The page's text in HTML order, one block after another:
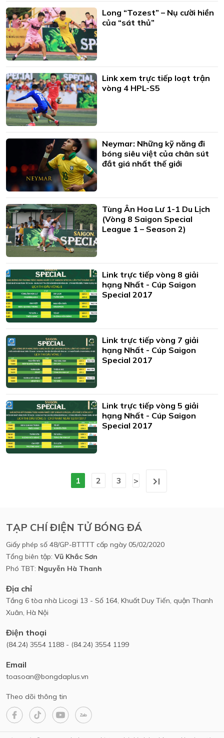
Long “Tozest” – Nụ cười hiền
của “sát thủ”
Link xem trực tiếp loạt trận
vòng 4 HPL-S5
Neymar: Những kỹ năng đi
bóng siêu việt của chân sút
đắt giá nhất thế giới
Tùng Ân Hoa Lư 1-1 Du Lịch
(Vòng 8 Saigon Special
League 1 – Season 2)
Link trực tiếp vòng 8 giải
hạng Nhất - Cúp Saigon
Special 2017
Link trực tiếp vòng 7 giải
hạng Nhất - Cúp Saigon
Special 2017
Link trực tiếp vòng 5 giải
hạng Nhất - Cúp Saigon
Special 2017
1 2 3 >
TẠP CHÍ ĐIỆN TỬ BÓNG ĐÁ
Giấy phép số 48/GP-BTTTT cấp ngày 05/02/2020
Tổng biên tập: Vũ Khắc Sơn
Phó TBT: Nguyễn Hà Thanh
Địa chỉ
Tầng 6 tòa nhà Licogi 13 - Số 164, Khuất Duy Tiến, quận Thanh
Xuân, Hà Nội
Điện thoại
(84.24) 3554 1188 - (84.24) 3554 1199
Email
toasoan@bongdaplus.vn
Theo dõi thông tin